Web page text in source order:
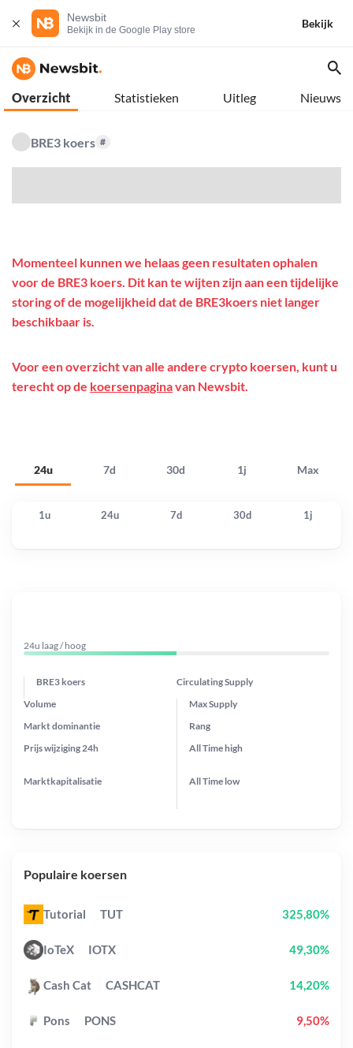
Newsbit
Bekijk in de Google Play store
Bekijk
Overzicht Statistieken Uitleg Nieuws
BRE3 koers #
24u 7d 30d 1j Max
Momenteel kunnen we helaas geen resultaten ophalen
voor de BRE3 koers. Dit kan te wijten zijn aan een tijdelijke
storing of de mogelijkheid dat de BRE3koers niet langer
beschikbaar is.
Voor een overzicht van alle andere crypto koersen, kunt u
terecht op de koersenpaginavan Newsbit.
1u 24u 7d 30d 1j
24u laag / hoog
BRE3 koers Circulating Supply
Prijs wijziging 24h
Max Supply
Markt dominantie
Marktkapitalisatie
Volume
Rang
All Timehigh
All Time low
Populaire koersen
Tutorial TUT 325,80%
IoTeX IOTX 49,30%
Cash Cat CASHCAT 14,20%
Pons PONS 9,50%